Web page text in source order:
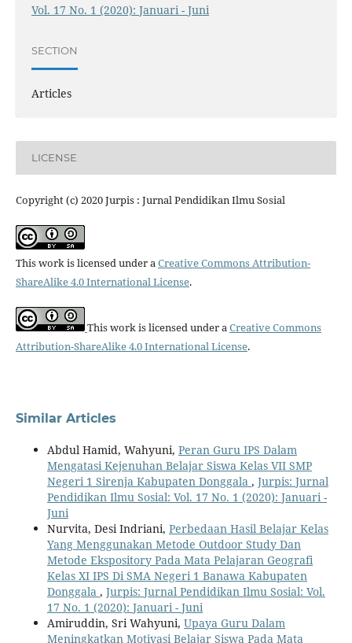
Vol. 17 No. 1 (2020): Januari - Juni
SECTION
Articles
LICENSE
Copyright (c) 2020 Jurpis : Jurnal Pendidikan Ilmu Sosial
This work is licensed under aCreative Commons Attribution-
ShareAlike 4.0 International License.
This work is licensed under aCreative Commons
Attribution-ShareAlike 4.0 International License.
Similar Articles
Abdul Hamid, Wahyuni, Peran Guru IPS Dalam
Mengatasi Kejenuhan Belajar Siswa Kelas VII SMP
Negeri 1 Sirenja Kabupaten Donggala , Jurpis: Jurnal
Pendidikan Ilmu Sosial: Vol. 17 No. 1 (2020): Januari -
Juni
Nurvita, Desi Indriani, Perbedaan Hasil Belajar Kelas
Yang Menggunakan Metode Outdoor Study Dan
Metode Ekspository Pada Mata Pelajaran Geografi
Kelas XI IPS Di SMA Negeri 1 Banawa Kabupaten
Donggala , Jurpis: Jurnal Pendidikan Ilmu Sosial: Vol.
17 No. 1 (2020): Januari - Juni
Amiruddin, Sri Wahyuni, Upaya Guru Dalam
Meningkatkan Motivasi Belajar Siswa Pada Mata